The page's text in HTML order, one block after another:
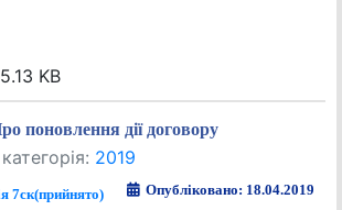
KB
поновлення дії договору
2019
7ск(прийнято) Опубліковано: 18.04.2019